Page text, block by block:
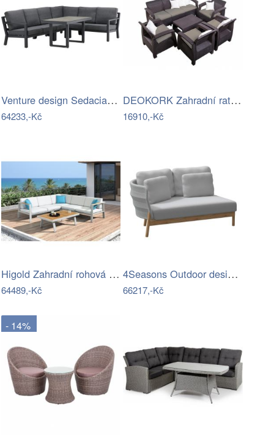
Venture design Sedacia rohová súprava…
64233,-Kč
DEOKORK Zahradní ratanová sestava…
16910,-Kč
Higold Zahradní rohová sestava HIGOLD…
64489,-Kč
4Seasons Outdoor designové zahradní…
66217,-Kč
- 14%